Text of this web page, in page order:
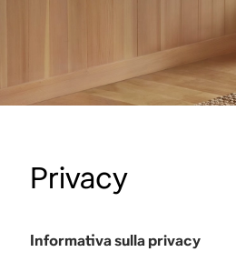
Privacy
Informativa sulla privacy